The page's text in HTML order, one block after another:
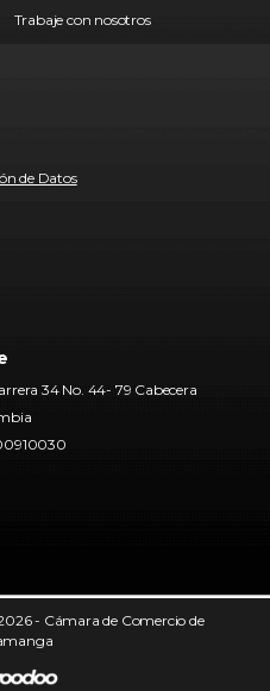
Trabaje con nosotros
de Datos
34 No. 44- 79 Cabecera
- Cámara de Comercio de